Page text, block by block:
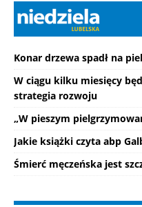
Konar drzewa spadł na
W ciągu kilku miesięcy
strategia rozwoju
„W pieszym
Jakie książki czyta abp
Śmierć męczeńska jest